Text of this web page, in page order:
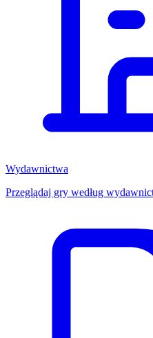
Wydawnictwa
Przeglądaj gry według